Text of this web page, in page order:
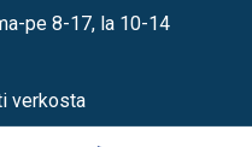
pe 8-17, la 10-14
verkosta